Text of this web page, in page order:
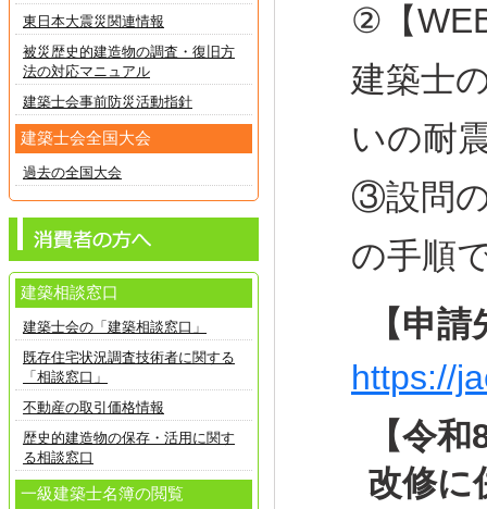
②【
建築士
いの耐
③設問
の手順
【申
https://
【令
改修に
東日本大震災関連情報
被災歴史的建造物の調査・復旧方
法の対応マニュアル
建築士会事前防災活動指針
建築士会全国大会
過去の全国大会
建築相談窓口
建築士会の「建築相談窓口」
既存住宅状況調査技術者に関する
「相談窓口」
不動産の取引価格情報
歴史的建造物の保存・活用に関す
る相談窓口
一級建築士名簿の閲覧